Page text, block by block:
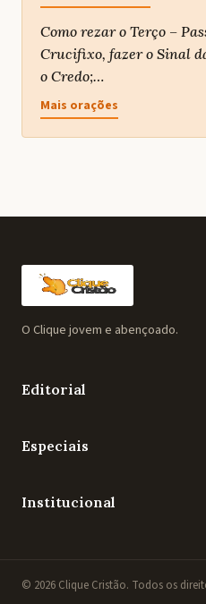
Como rezar o Terço –
Crucifixo, fazer o Sinal
o Credo;…
Mais orações
O Clique jovem e abençoado.
Editorial
Especiais
Institucional
© 2026 Clique Cristão. Todos os